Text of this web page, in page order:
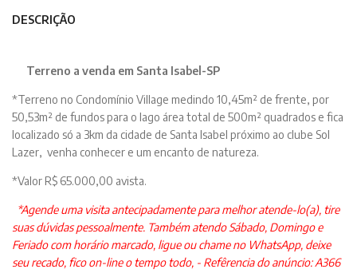
DESCRIÇÃO
Terreno a venda em Santa Isabel-SP
*Terreno no Condomínio Village medindo 10,45m² de frente, por
50,53m² de fundos para o lago área total de 500m² quadrados e fica
localizado só a 3km da cidade de Santa Isabel próximo ao clube Sol
Lazer, venha conhecer e um encanto de natureza.
*Valor R$ 65.000,00 avista.
*Agende uma visita antecipadamente para melhor atende-lo(a), tire
suas dúvidas pessoalmente. Também atendo Sábado, Domingo e
Feriado com horário marcado, ligue ou chame no WhatsApp, deixe
seu recado, fico on-line o tempo todo, - Refêrencia do anúncio: A366